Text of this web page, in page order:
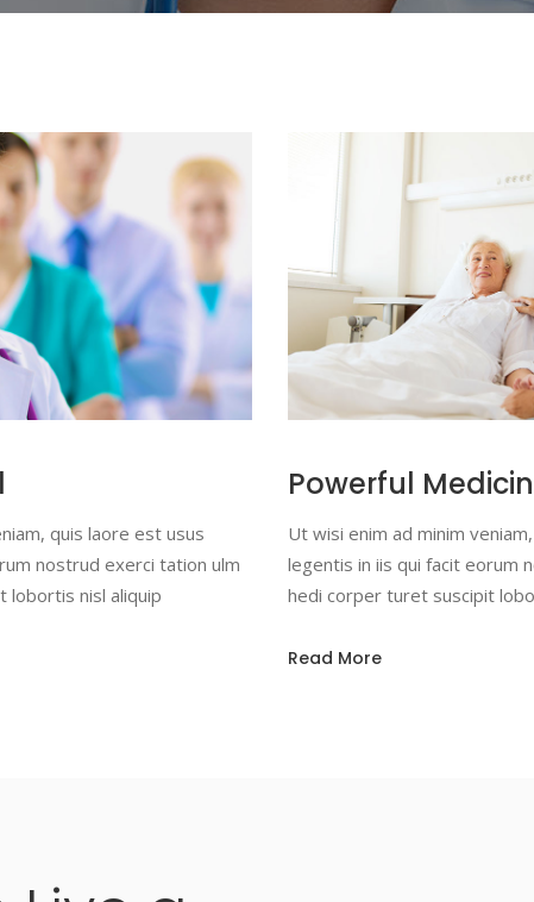
quis laore est usus
nostrud exerci tation ulm
lobortis nisl aliquip
Powerful
Ut wisi enim ad minim
legentis in iis qui facit eorum
hedi corper turet suscipit
Read More